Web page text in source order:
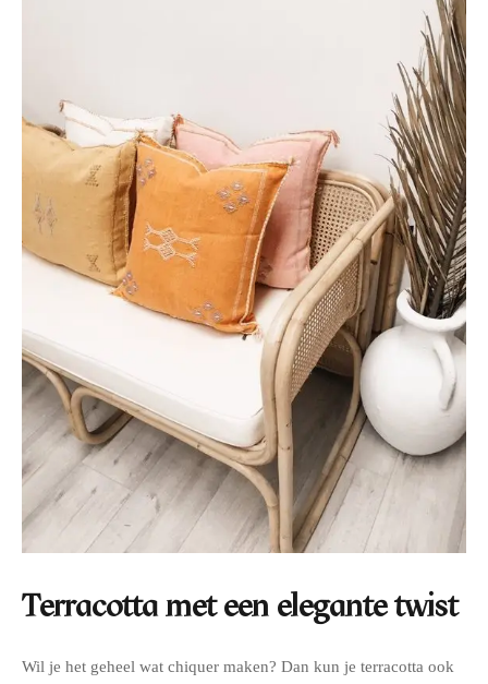
Terracotta met een elegante twist
Wil je het geheel wat chiquer maken? Dan kun je terracotta ook